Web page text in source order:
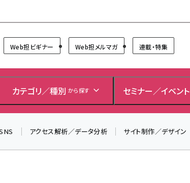
Web担ビギナー Web担メルマガ 連載・特集
カテゴリ／種別 から探す セミナー／イベント
アクセス解析／データ分析 サイト制作／デザイン